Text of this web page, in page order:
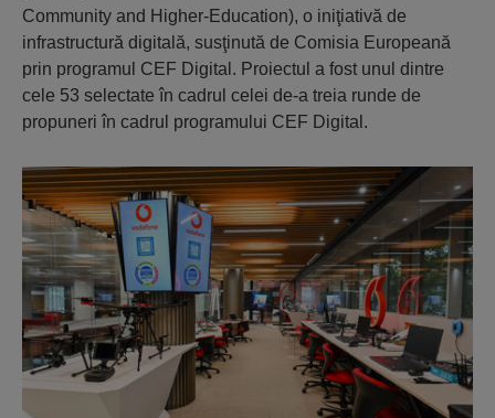
Community and Higher-Education), o iniţiativă de
infrastructură digitală, susţinută de Comisia Europeană
prin programul CEF Digital. Proiectul a fost unul dintre
cele 53 selectate în cadrul celei de-a treia runde de
propuneri în cadrul programului CEF Digital.